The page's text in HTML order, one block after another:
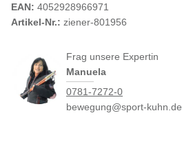
EAN: 4052928966971
Artikel-Nr.: ziener-801956
Frag unsere Expertin
Manuela
0781-7272-0
bewegung@sport-kuhn.de